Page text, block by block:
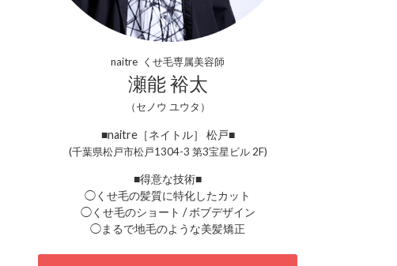
naitre くせ毛専属美容師
瀬能 裕太
（セノウ ユウタ）
■naitre［ネイトル］ 松戸■
(千葉県松戸市松戸1304-3 第3宝星ビル 2F)
■得意な技術■
◯くせ毛の髪質に特化したカット
◯くせ毛のショート / ボブデザイン
◯まるで地毛のような美髪矯正